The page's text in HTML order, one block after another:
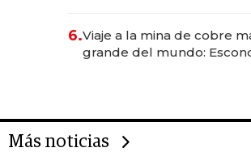
6.Viaje a la mina de cobre
grande del mundo:
Más noticias